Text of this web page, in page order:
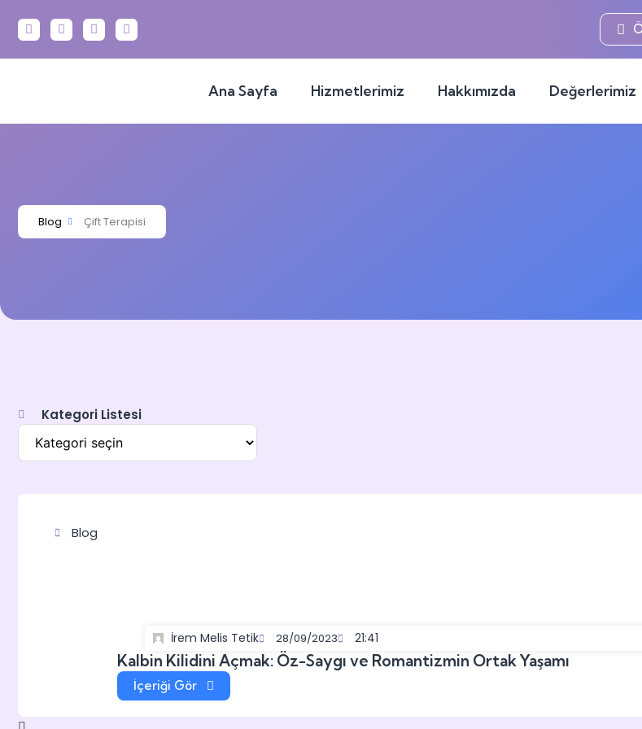
Ana Sayfa Hizmetlerimiz Hakkımızda Değerlerimiz
Blog Çift Terapisi
Kategori Listesi
İrem Melis Tetik 28/09/2023 21:41
Kalbin Kilidini Açmak: Öz-Saygı ve Romantizmin Ortak Yaşamı
İçeriği Gör
Blog